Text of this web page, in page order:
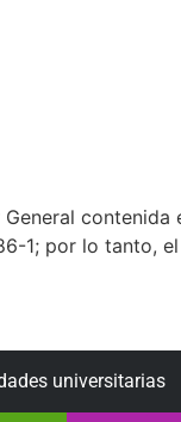
1; por lo tanto,
universitarias